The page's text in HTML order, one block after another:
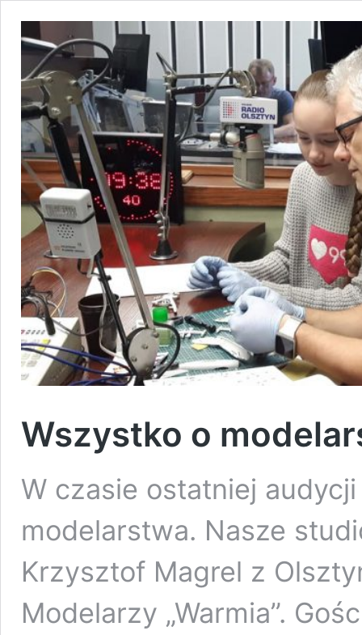
Wszystko o
W czasie ostatniej
modelarstwa. Nasze
Krzysztof Magrel z
Modelarzy „Warmia”.